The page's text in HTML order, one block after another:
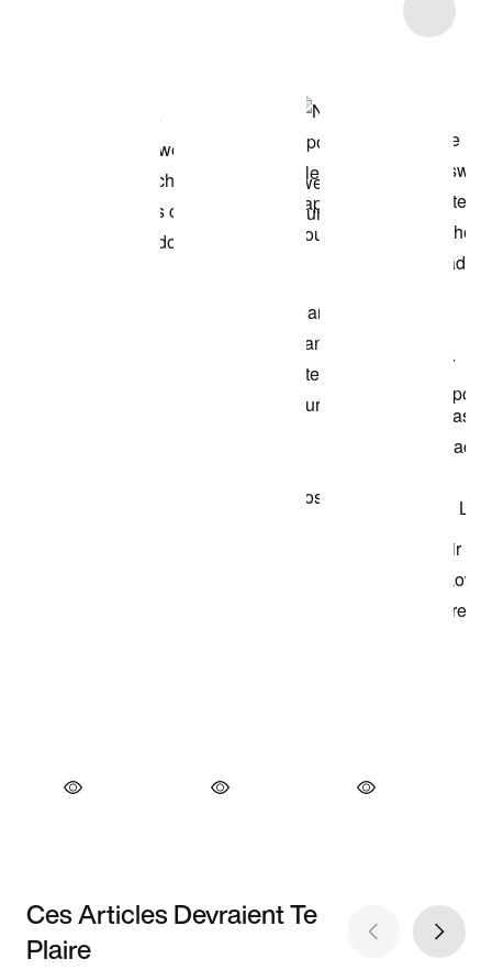
Ces Articles Devraient Te
Plaire